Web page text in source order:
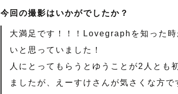
今回の撮影はいかがでしたか？
大満足です！！！Lovegraphを知った
いと思っていました！
人にとってもらうとゆうことが2人とも
ましたが、えーすけさんが気さくな方で